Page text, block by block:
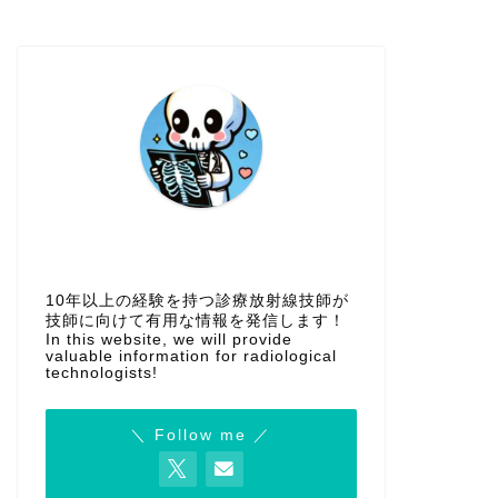
10年以上の経験を持つ診療放射線技師が
技師に向けて有用な情報を発信します！
In this website, we will provide
valuable information for radiological
technologists!
＼ Follow me ／